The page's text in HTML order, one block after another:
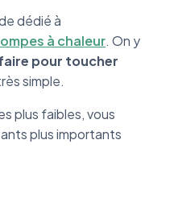
dédié à
à chaleur. On y
pour toucher
simple.
plus faibles, vous
plus importants